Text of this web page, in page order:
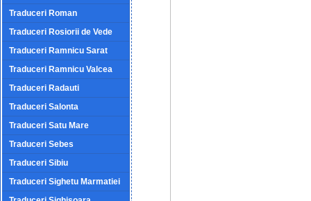
Traduceri Roman
Traduceri Rosiorii de Vede
Traduceri Ramnicu Sarat
Traduceri Ramnicu Valcea
Traduceri Radauti
Traduceri Salonta
Traduceri Satu Mare
Traduceri Sebes
Traduceri Sibiu
Traduceri Sighetu Marmatiei